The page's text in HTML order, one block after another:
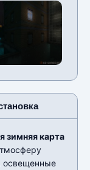
зимняя карта
освещенные